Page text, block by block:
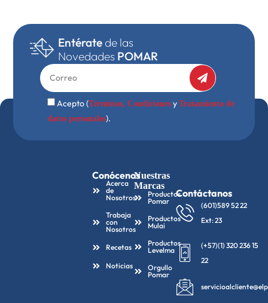
Entérate de las
NovedadesPOMAR
Acepto (Términos, CondicionesyTratamiento de
datos personales).
Conócenos
Acerca
de
Nosotros
Trabaja
con
Nosotros
Recetas
Noticias
Nuestras
Marcas
Productos
Pomar
Productos
Mulai
Productos
Levelma
Orgullo
Pomar
Contáctanos
(601)589 52 22
Ext: 23
(+57)(1) 320 236 15
22